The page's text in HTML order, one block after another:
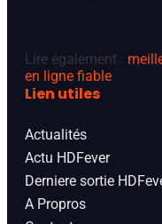
Lire également :
en ligne fiable
Lien utiles
Actualités
Actu HDFever
Derniere sortie
A Propros